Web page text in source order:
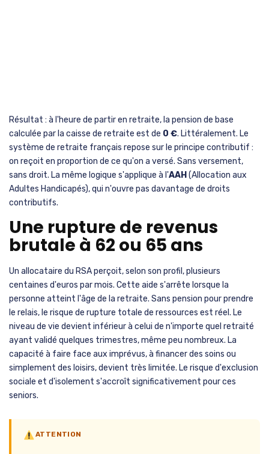
Résultat : à l'heure de partir en retraite, la pension de base
calculée par la caisse de retraite est de 0 €. Littéralement. Le
système de retraite français repose sur le principe contributif :
on reçoit en proportion de ce qu'on a versé. Sans versement,
sans droit. La même logique s'applique à l'AAH (Allocation aux
Adultes Handicapés), qui n'ouvre pas davantage de droits
contributifs.
Une rupture de revenus
brutale à 62 ou 65 ans
Un allocataire du RSA perçoit, selon son profil, plusieurs
centaines d'euros par mois. Cette aide s'arrête lorsque la
personne atteint l'âge de la retraite. Sans pension pour prendre
le relais, le risque de rupture totale de ressources est réel. Le
niveau de vie devient inférieur à celui de n'importe quel retraité
ayant validé quelques trimestres, même peu nombreux. La
capacité à faire face aux imprévus, à financer des soins ou
simplement des loisirs, devient très limitée. Le risque d'exclusion
sociale et d'isolement s'accroît significativement pour ces
seniors.
ATTENTION